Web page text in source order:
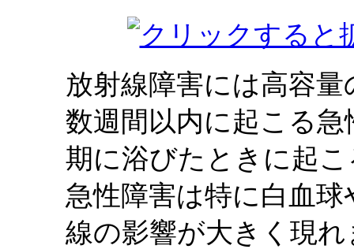
放射線障害には高容
数週間以内に起こる
期に浴びたときに起
急性障害は特に白血
線の影響が大きく現